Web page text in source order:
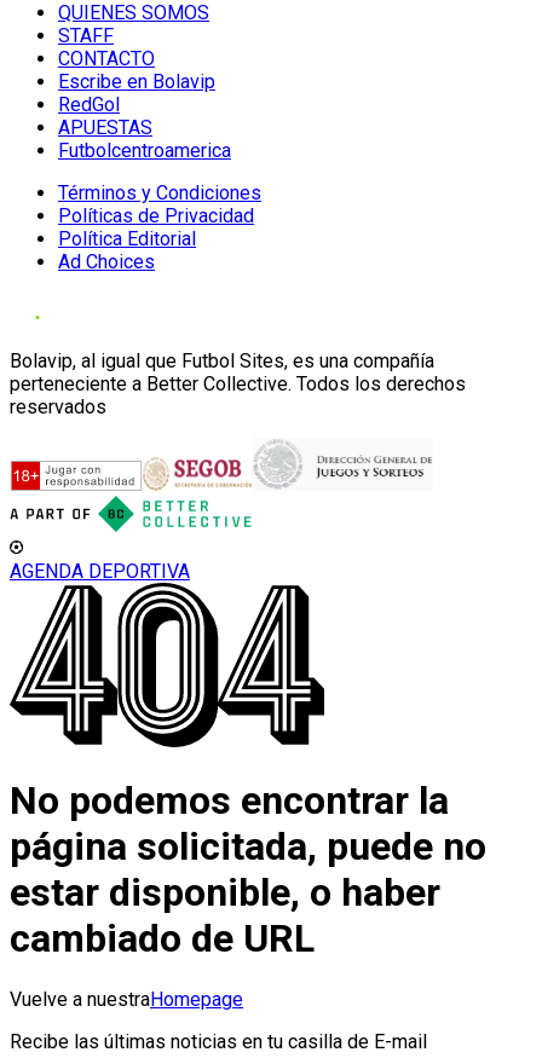
QUIENES SOMOS
STAFF
CONTACTO
Escribe en Bolavip
RedGol
APUESTAS
Futbolcentroamerica
Términos y Condiciones
Políticas de Privacidad
Política Editorial
Ad Choices
Bolavip, al igual que Futbol Sites, es una compañía
perteneciente a Better Collective. Todos los derechos
reservados
AGENDA DEPORTIVA
No podemos encontrar la
página solicitada, puede no
estar disponible, o haber
cambiado de URL
Vuelve a nuestraHomepage
Recibe las últimas noticias en tu casilla de E-mail